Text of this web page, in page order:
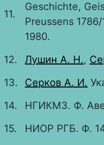
11.
Geschichte,
Preussens
1980.
12.
Лушин А. Н.,
13.
Серков А. И.
14.
НГИКМЗ. Ф.
15.
НИОР РГБ. Ф.